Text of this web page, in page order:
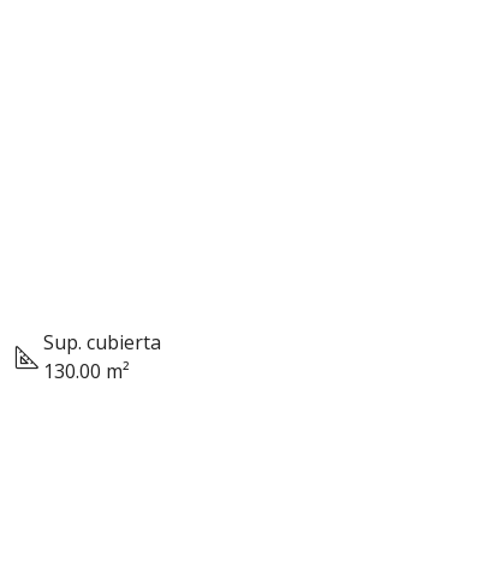
Sup. cubierta
130.00 m²